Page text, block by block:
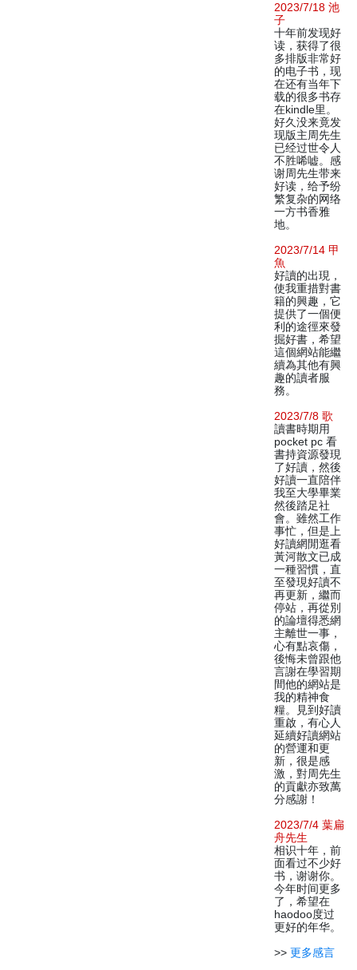
2023/7/18 池
子
十年前发现好
读，获得了很
多排版非常好
的电子书，现
在还有当年下
载的很多书存
在kindle里。
好久没来竟发
现版主周先生
已经过世令人
不胜唏嘘。感
谢周先生带来
好读，给予纷
繁复杂的网络
一方书香雅
地。
2023/7/14 甲
魚
好讀的出現，
使我重措對書
籍的興趣，它
提供了一個便
利的途徑來發
掘好書，希望
這個網站能繼
續為其他有興
趣的讀者服
務。
2023/7/8 歌
讀書時期用
pocket pc 看
書持資源發現
了好讀，然後
好讀一直陪伴
我至大學畢業
然後踏足社
會。雖然工作
事忙，但是上
好讀網閒逛看
黃河散文已成
一種習慣，直
至發現好讀不
再更新，繼而
停站，再從別
的論壇得悉網
主離世一事，
心有點哀傷，
後悔未曾跟他
言謝在學習期
間他的網站是
我的精神食
糧。見到好讀
重啟，有心人
延續好讀網站
的營運和更
新，很是感
激，對周先生
的貢獻亦致萬
分感謝！
2023/7/4 葉扁
舟先生
相识十年，前
面看过不少好
书，谢谢你。
今年时间更多
了，希望在
haodoo度过
更好的年华。
>> 更多感言